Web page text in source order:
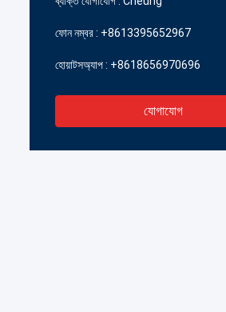
ফোন নম্বর : +8613395652967
হোয়াটসঅ্যাপ : +8618656970696
যোগাযোগ